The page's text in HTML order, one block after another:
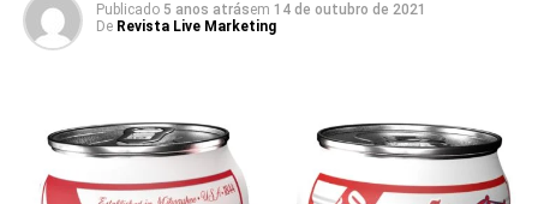
Publicado 5 anos atrásem 14 de outubro de 2021
De Revista Live Marketing